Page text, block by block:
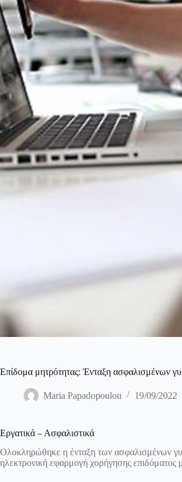
Επίδομα μητρότητας: Ένταξη ασφαλισμένων
Maria Papadopoulou 19/09/2022
Εργατικά – Ασφαλιστικά
Ολοκληρώθηκε η ένταξη των ασφαλισμένων
ηλεκτρονική εφαρμογή χορήγησης επιδόματος